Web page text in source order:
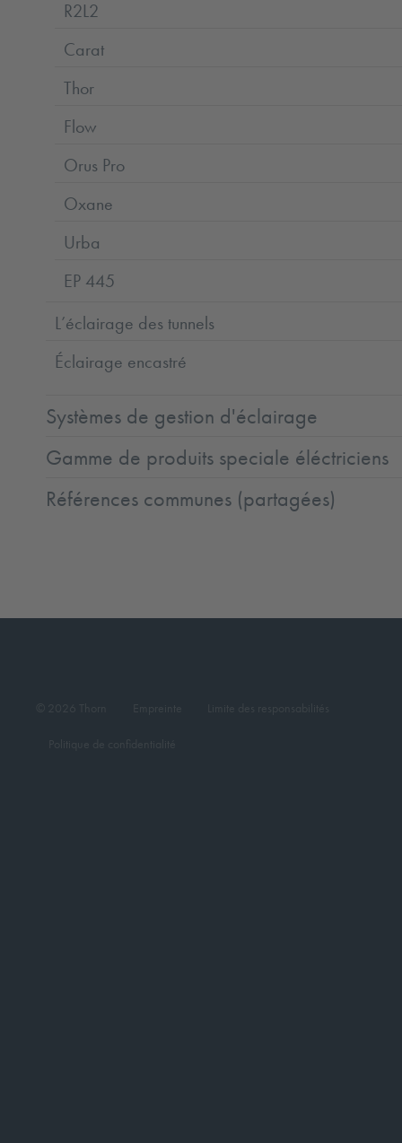
R2L2
Carat
Thor
Flow
Orus Pro
Oxane
Urba
EP 445
L’éclairage des tunnels
Éclairage encastré
Systèmes de gestion d'éclairage
Gamme de produits speciale éléctriciens
Références communes (partagées)